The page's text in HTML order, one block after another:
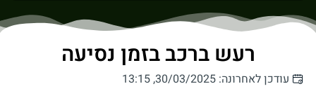
רעש ברכב בזמן נסיעה
עודכן לאחרונה: 30/03/2025, 13:15